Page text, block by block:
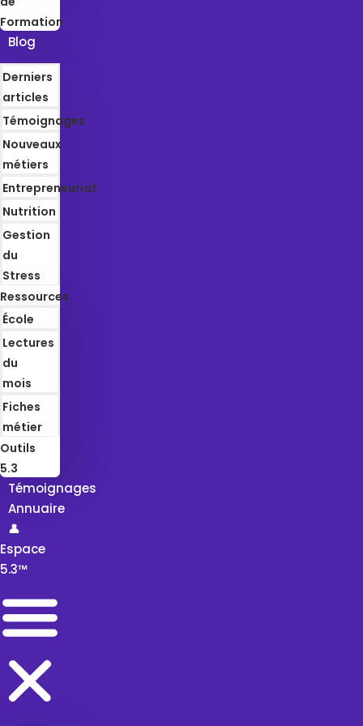
Formation
Blog
Derniers
articles
Témoignages
Nouveaux
métiers
Entrepreneuriat
Nutrition
Gestion
du
Stress
Ressources
École
Lectures
du
mois
Fiches
métier
Outils
5.3
Témoignages
Annuaire
👤
Espace
5.3™